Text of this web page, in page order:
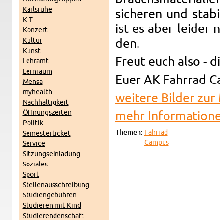
Karls­ru­he
KIT
Kon­zert
Kul­tur
Kunst
Lehr­amt
Lern­raum
Mensa
myhe­alth
Nach­hal­tig­keit
Öff­nungs­zei­ten
Po­li­tik
Se­mes­ter­ti­cket
Ser­vice
Sit­zungs­ein­la­dung
So­zia­les
Sport
Stel­len­aus­schrei­bung
Stu­di­en­ge­büh­ren
Stu­die­ren mit Kind
Stu­die­ren­den­schaft
si­che­ren und
ist es aber lei­der
den.
Freut euch also -
Euer AK Fahr­rad
wei­te­re Bil­der zur
mehr
The­men: Fahr­rad
Cam­pus